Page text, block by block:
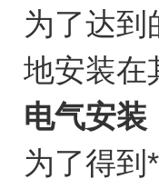
为了达到
地安装在
电气安装
为了得到